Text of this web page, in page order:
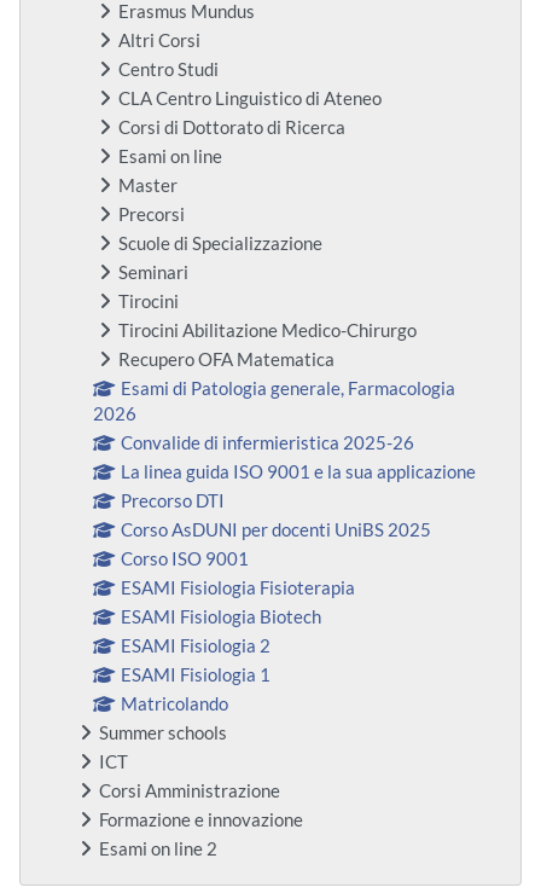
Erasmus Mundus
Altri Corsi
Centro Studi
CLA Centro Linguistico di Ateneo
Corsi di Dottorato di Ricerca
Esami on line
Master
Precorsi
Scuole di Specializzazione
Seminari
Tirocini
Tirocini Abilitazione Medico-Chirurgo
Recupero OFA Matematica
Esami di Patologia generale, Farmacologia
2026
Convalide di infermieristica 2025-26
La linea guida ISO 9001 e la sua applicazione
Precorso DTI
Corso AsDUNI per docenti UniBS 2025
Corso ISO 9001
ESAMI Fisiologia Fisioterapia
ESAMI Fisiologia Biotech
ESAMI Fisiologia 2
ESAMI Fisiologia 1
Matricolando
Summer schools
ICT
Corsi Amministrazione
Formazione e innovazione
Esami on line 2